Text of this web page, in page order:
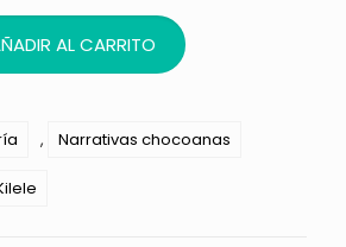
AL CARRITO
, Narrativas chocoanas